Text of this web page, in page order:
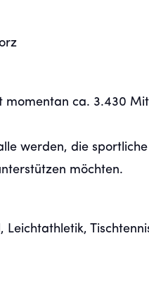
momentan ca. 3.430
werden, die
möchten.
Leichtathletik,